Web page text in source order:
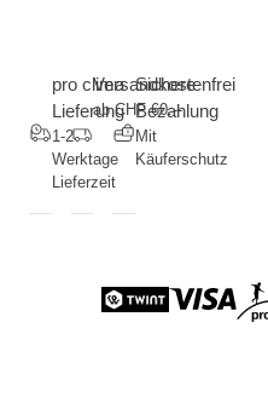
pro clima
Lieferung
1-2
Werktage
Lieferzeit
Versandkostenfrei
ab CHF 60.--
Sichere
Bezahlung
Mit
Käuferschutz